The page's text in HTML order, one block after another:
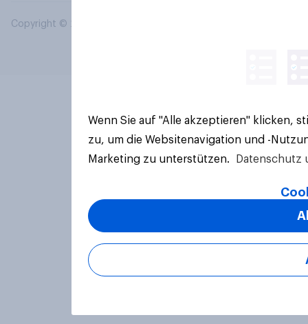
Copyright © 2026 YouGov PLC. Alle Rechte vorbehalten.
Wenn Sie auf "Alle akzeptieren" klicken,
zu, um die Websitenavigation und -
Marketing zu unterstützen.
Datenschutz